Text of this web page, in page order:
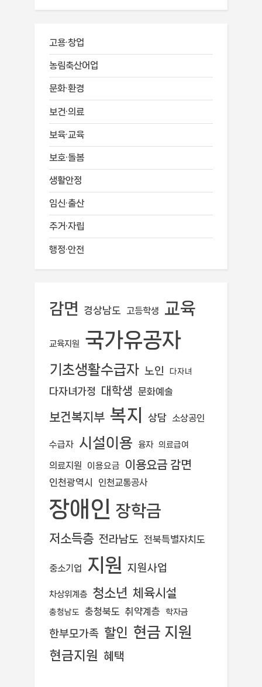
고용·창업
농림축산어업
문화·환경
보건·의료
보육·교육
보호·돌봄
생활안정
임신·출산
주거·자립
행정·안전
감면 경상남도 고등학생 교육
교육지원 국가유공자
기초생활수급자 노인 다자녀
다자녀가정 대학생 문화예술
보건복지부 복지 상담 소상공인
수급자 시설이용 융자 의료급여
의료지원 이용요금 이용요금 감면
인천광역시 인천교통공사
장애인 장학금
저소득층 전라남도 전북특별자치도
중소기업 지원 지원사업
차상위계층 청소년 체육시설
충청남도 충청북도 취약계층 학자금
한부모가족 할인 현금 지원
현금지원 혜택